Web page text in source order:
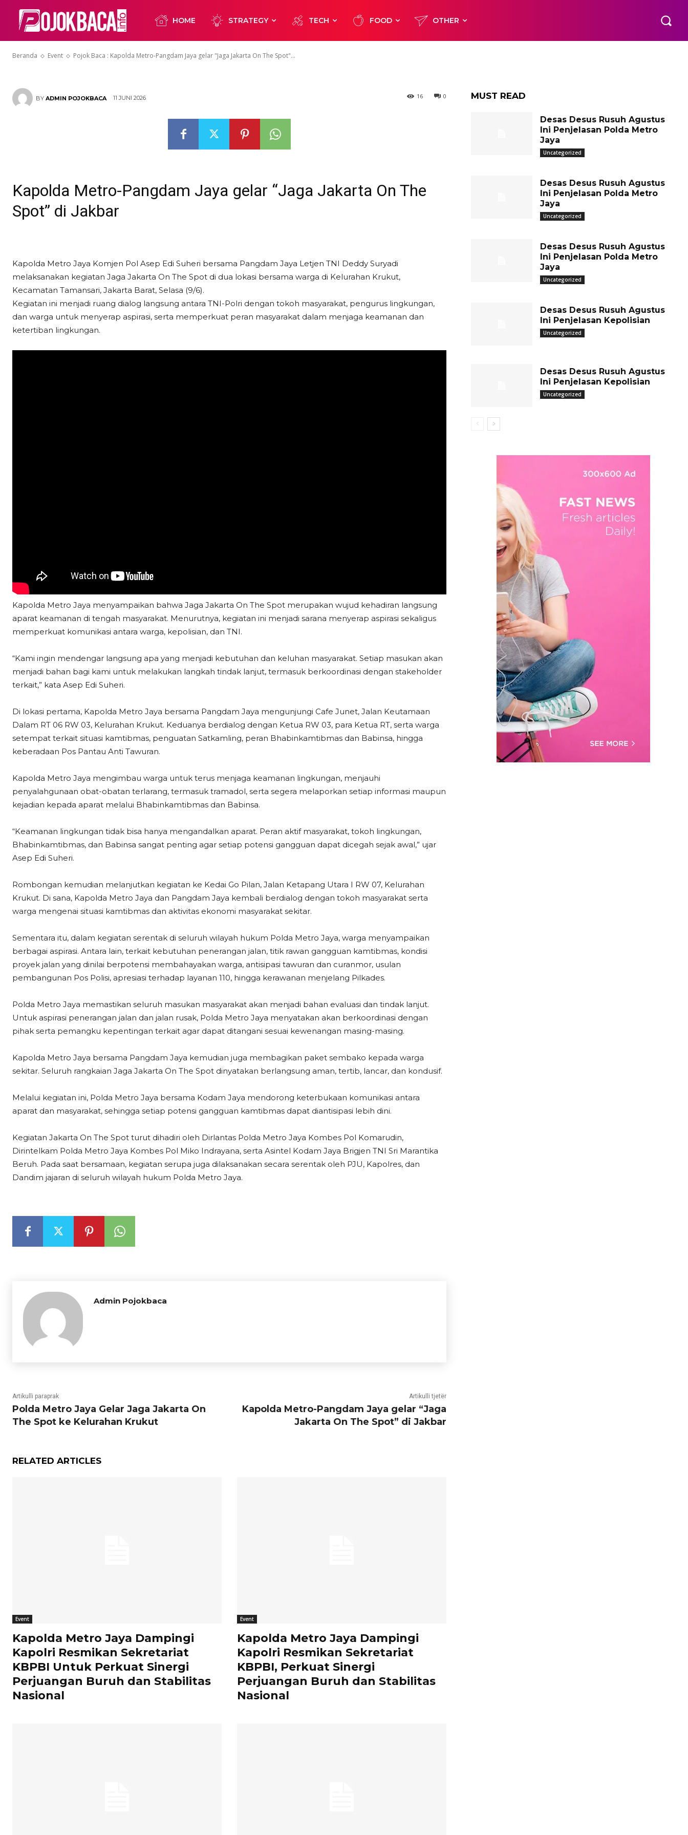
HOME STRATEGY TECH FOOD OTHER
Beranda Event Pojok Baca : Kapolda Metro-Pangdam Jaya gelar "Jaga Jakarta On The Spot"...
On The Spot” di Jakbar
BY ADMIN POJOKBACA 11 JUNI 2026 0
16
Kapolda Metro-Pangdam Jaya gelar “Jaga Jakarta On The
Spot” di Jakbar
Kapolda Metro Jaya Komjen Pol Asep Edi Suheri bersama Pangdam Jaya Letjen TNI Deddy Suryadi
melaksanakan kegiatan Jaga Jakarta On The Spot di dua lokasi bersama warga di Kelurahan Krukut,
Kecamatan Tamansari, Jakarta Barat, Selasa (9/6).
Kegiatan ini menjadi ruang dialog langsung antara TNI-Polri dengan tokoh masyarakat, pengurus lingkungan,
dan warga untuk menyerap aspirasi, serta memperkuat peran masyarakat dalam menjaga keamanan dan
ketertiban lingkungan.
Kapolda Metro Jaya menyampaikan bahwa Jaga Jakarta On The Spot merupakan wujud kehadiran langsung
aparat keamanan di tengah masyarakat. Menurutnya, kegiatan ini menjadi sarana menyerap aspirasi sekaligus
memperkuat komunikasi antara warga, kepolisian, dan TNI.
“Kami ingin mendengar langsung apa yang menjadi kebutuhan dan keluhan masyarakat. Setiap masukan akan
menjadi bahan bagi kami untuk melakukan langkah tindak lanjut, termasuk berkoordinasi dengan stakeholder
terkait,” kata Asep Edi Suheri.
Di lokasi pertama, Kapolda Metro Jaya bersama Pangdam Jaya mengunjungi Cafe Junet, Jalan Keutamaan
Dalam RT 06 RW 03, Kelurahan Krukut. Keduanya berdialog dengan Ketua RW 03, para Ketua RT, serta warga
setempat terkait situasi kamtibmas, penguatan Satkamling, peran Bhabinkamtibmas dan Babinsa, hingga
keberadaan Pos Pantau Anti Tawuran.
Kapolda Metro Jaya mengimbau warga untuk terus menjaga keamanan lingkungan, menjauhi
penyalahgunaan obat-obatan terlarang, termasuk tramadol, serta segera melaporkan setiap informasi maupun
kejadian kepada aparat melalui Bhabinkamtibmas dan Babinsa.
“Keamanan lingkungan tidak bisa hanya mengandalkan aparat. Peran aktif masyarakat, tokoh lingkungan,
Bhabinkamtibmas, dan Babinsa sangat penting agar setiap potensi gangguan dapat dicegah sejak awal,” ujar
Asep Edi Suheri.
Rombongan kemudian melanjutkan kegiatan ke Kedai Go Pilan, Jalan Ketapang Utara I RW 07, Kelurahan
Krukut. Di sana, Kapolda Metro Jaya dan Pangdam Jaya kembali berdialog dengan tokoh masyarakat serta
warga mengenai situasi kamtibmas dan aktivitas ekonomi masyarakat sekitar.
Sementara itu, dalam kegiatan serentak di seluruh wilayah hukum Polda Metro Jaya, warga menyampaikan
berbagai aspirasi. Antara lain, terkait kebutuhan penerangan jalan, titik rawan gangguan kamtibmas, kondisi
proyek jalan yang dinilai berpotensi membahayakan warga, antisipasi tawuran dan curanmor, usulan
pembangunan Pos Polisi, apresiasi terhadap layanan 110, hingga kerawanan menjelang Pilkades.
Polda Metro Jaya memastikan seluruh masukan masyarakat akan menjadi bahan evaluasi dan tindak lanjut.
Untuk aspirasi penerangan jalan dan jalan rusak, Polda Metro Jaya menyatakan akan berkoordinasi dengan
pihak serta pemangku kepentingan terkait agar dapat ditangani sesuai kewenangan masing-masing.
Kapolda Metro Jaya bersama Pangdam Jaya kemudian juga membagikan paket sembako kepada warga
sekitar. Seluruh rangkaian Jaga Jakarta On The Spot dinyatakan berlangsung aman, tertib, lancar, dan kondusif.
Melalui kegiatan ini, Polda Metro Jaya bersama Kodam Jaya mendorong keterbukaan komunikasi antara
aparat dan masyarakat, sehingga setiap potensi gangguan kamtibmas dapat diantisipasi lebih dini.
Kegiatan Jakarta On The Spot turut dihadiri oleh Dirlantas Polda Metro Jaya Kombes Pol Komarudin,
Dirintelkam Polda Metro Jaya Kombes Pol Miko Indrayana, serta Asintel Kodam Jaya Brigjen TNI Sri Marantika
Beruh. Pada saat bersamaan, kegiatan serupa juga dilaksanakan secara serentak oleh PJU, Kapolres, dan
Dandim jajaran di seluruh wilayah hukum Polda Metro Jaya.
Admin Pojokbaca
Artikulli paraprak
Polda Metro Jaya Gelar Jaga Jakarta On
The Spot ke Kelurahan Krukut
Artikulli tjetër
Kapolda Metro-Pangdam Jaya gelar “Jaga
Jakarta On The Spot” di Jakbar
RELATED ARTICLES
Event
Kapolda Metro Jaya Dampingi
Kapolri Resmikan Sekretariat
KBPBI Untuk Perkuat Sinergi
Perjuangan Buruh dan Stabilitas
Nasional
Event
Kapolda Metro Jaya Dampingi
Kapolri Resmikan Sekretariat
KBPBI, Perkuat Sinergi
Perjuangan Buruh dan Stabilitas
Nasional
MUST READ
Desas Desus Rusuh Agustus
Ini Penjelasan Polda Metro
Jaya
Uncategorized
Desas Desus Rusuh Agustus
Ini Penjelasan Polda Metro
Jaya
Uncategorized
Desas Desus Rusuh Agustus
Ini Penjelasan Polda Metro
Jaya
Uncategorized
Desas Desus Rusuh Agustus
Ini Penjelasan Kepolisian
Uncategorized
Desas Desus Rusuh Agustus
Ini Penjelasan Kepolisian
Uncategorized